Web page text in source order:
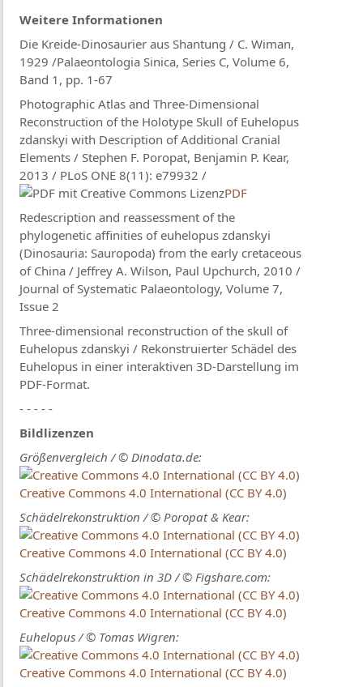
Weitere Informationen
Die Kreide-Dinosaurier aus Shantung / C. Wiman,
1929 /Palaeontologia Sinica, Series C, Volume 6,
Band 1, pp. 1-67
Photographic Atlas and Three-Dimensional
Reconstruction of the Holotype Skull of Euhelopus
zdanskyi with Description of Additional Cranial
Elements / Stephen F. Poropat, Benjamin P. Kear,
2013 / PLoS ONE 8(11): e79932 /
PDF
Redescription and reassessment of the
phylogenetic affinities of euhelopus zdanskyi
(Dinosauria: Sauropoda) from the early cretaceous
of China / Jeffrey A. Wilson, Paul Upchurch, 2010 /
Journal of Systematic Palaeontology, Volume 7,
Issue 2
Three-dimensional reconstruction of the skull of
Euhelopus zdanskyi / Rekonstruierter Schädel des
Euhelopus in einer interaktiven 3D-Darstellung im
PDF-Format.
- - - - -
Bildlizenzen
Größenvergleich / © Dinodata.de:
Creative Commons 4.0 International (CC BY 4.0)
Schädelrekonstruktion / © Poropat & Kear:
Creative Commons 4.0 International (CC BY 4.0)
Schädelrekonstruktion in 3D / © Figshare.com:
Creative Commons 4.0 International (CC BY 4.0)
Euhelopus / © Tomas Wigren:
Creative Commons 4.0 International (CC BY 4.0)